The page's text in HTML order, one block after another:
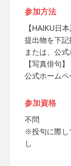
参加方法
【HAIKU日
提出物を下
または、公
【写真俳句】
公式ホーム
参加資格
不問
※投句に際し
し